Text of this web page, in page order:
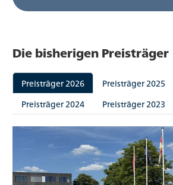
Die bisherigen Preisträger
Preisträger 2026
Preisträger 2025
Preisträger 2024
Preisträger 2023